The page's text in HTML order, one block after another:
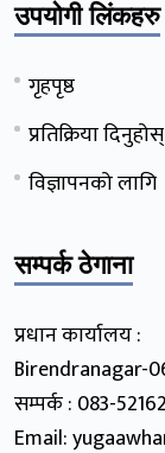
उपयोगी लिंकहरु
गृहपृष्ठ
प्रतिक्रिया दिनुहोस्
विज्ञापनको लागि
सम्पर्क ठेगाना
प्रधान कार्यालय :
Birendranagar-
सम्पर्क : 083-
Email: